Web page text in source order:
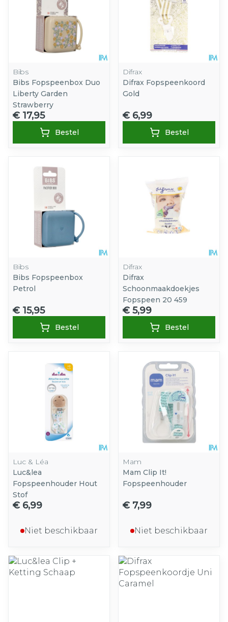
Bibs
Bibs Fopspeenbox Duo
Liberty Garden
Strawberry
€ 17,95
Bestel
Difrax
Difrax Fopspeenkoord
Gold
€ 6,99
Bestel
Bibs
Bibs Fopspeenbox
Petrol
€ 15,95
Bestel
Difrax
Difrax
Schoonmaakdoekjes
Fopspeen 20 459
€ 5,99
Bestel
Luc & Léa
Luc&lea
Fopspeenhouder Hout
Stof
€ 6,99
Niet beschikbaar
Mam
Mam Clip It!
Fopspeenhouder
€ 7,99
Niet beschikbaar